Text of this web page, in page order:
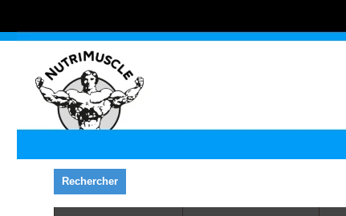
Rechercher